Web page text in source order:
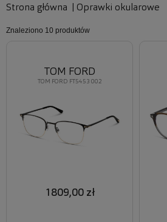
Strona główna Oprawki okularowe
Znaleziono 10 produktów
TOM FORD FT5453 002
TOM FORD
1809,00 zł